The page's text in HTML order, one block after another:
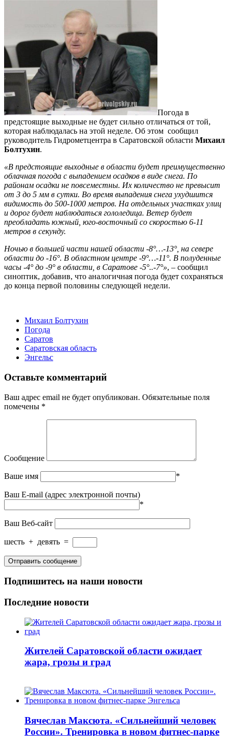
Погода в
предстоящие выходные не будет сильно отличаться от той,
которая наблюдалась на этой неделе. Об этом сообщил
руководитель Гидрометцентра в Саратовской области Михаил
Болтухин.
«В предстоящие выходные в области будет преимущественно
облачная погода с выпадением осадков в виде снега. По
районам осадки не повсеместны. Их количество не превысит
от 3 до 5 мм в сутки. Во время выпадения снега ухудшится
видимость до 500-1000 метров. На отдельных участках улиц
и дорог будет наблюдаться гололедица. Ветер будет
преобладать южный, юго-восточный со скоростью 6-11
метров в секунду.
Ночью в большей части нашей области -8°…-13°, на севере
области до -16°. В областном центре -9°…-11°. В полуденные
часы -4° до -9° в области, в Саратове -5°..-7°», – сообщил
синоптик, добавив, что аналогичная погода будет сохраняться
до конца первой половины следующей недели.
Михаил Болтухин
Погода
Саратов
Саратовская область
Энгельс
Оставьте комментарий
Ваш адрес email не будет опубликован. Обязательные поля
помечены *
Сообщение
Ваше имя *
Ваш E-mail (адрес электронной почты)
*
Ваш Веб-сайт
шесть + девять =
Подпишитесь на наши новости
Последние новости
Жителей Саратовской области ожидает
жара, грозы и град
Вячеслав Максюта. «Сильнейший человек
России». Тренировка в новом фитнес-парке